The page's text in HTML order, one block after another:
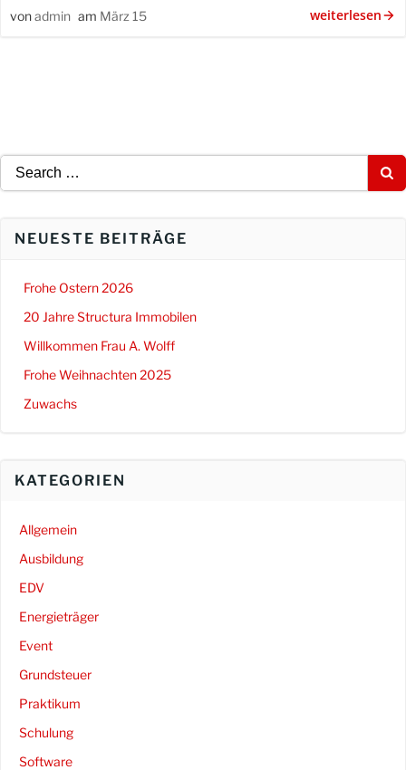
vonadmin am März 15 weiterlesen
Search
for:
NEUESTE BEITRÄGE
Frohe Ostern 2026
20 Jahre Structura Immobilen
Willkommen Frau A. Wolff
Frohe Weihnachten 2025
Zuwachs
KATEGORIEN
Allgemein
Ausbildung
EDV
Energieträger
Event
Grundsteuer
Praktikum
Schulung
Software